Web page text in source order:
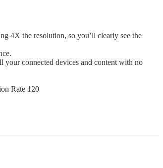
4X the resolution, so you’ll clearly see the
your connected devices and content with no
Rate 120